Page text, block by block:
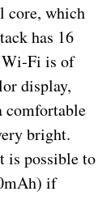
core, which
has 16
Wi-Fi is of
display,
comfortable
bright.
is possible to
if